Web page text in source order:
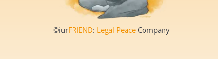
©iurFRIEND: Legal Peace Company